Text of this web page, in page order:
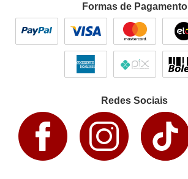
Formas de Pagamento
Redes Sociais